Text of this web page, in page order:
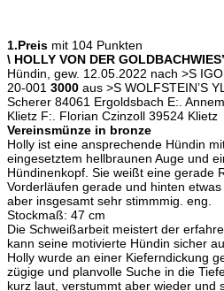
1.Preis mit 104 Punkten
\ HOLLY VON DER
Hündin, gew. 12.05.2022 nach >S
20-001 3000 aus >S WOLFSTEIN’S
Scherer 84061 Ergoldsbach E:.
Klietz F:. Florian Czinzoll 39524 Klietz
Vereinsmünze in bronze
Holly ist eine ansprechende Hündin
eingesetztem hellbraunen Auge und
Hündinenkopf. Sie weißt eine gerade
Vorderläufen gerade und hinten
aber insgesamt sehr stimmmig. eng.
Stockmaß: 47 cm
Die Schweißarbeit meistert der
kann seine motivierte Hündin sicher
Holly wurde an einer Kieferndickung
zügige und planvolle Suche in die
kurz laut, verstummt aber wieder und